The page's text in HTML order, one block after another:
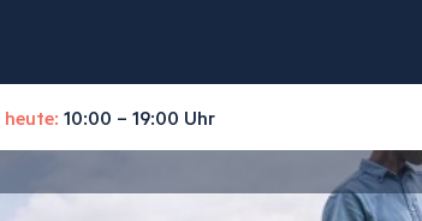
10:00 – 19:00 Uhr